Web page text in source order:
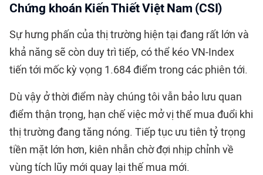
Chứng khoán Kiến Thiết Việt Nam (CSI)
Sự hưng phấn của thị trường hiện tại đang rất lớn và
khả năng sẽ còn duy trì tiếp, có thể kéo VN-Index
tiến tới mốc kỳ vọng 1.684 điểm trong các phiên tới.
Dù vậy ở thời điểm này chúng tôi vẫn bảo lưu quan
điểm thận trọng, hạn chế việc mở vị thế mua đuổi khi
thị trường đang tăng nóng. Tiếp tục ưu tiên tỷ trọng
tiền mặt lớn hơn, kiên nhẫn chờ đợi nhịp chỉnh về
vùng tích lũy mới quay lại thế mua mới.